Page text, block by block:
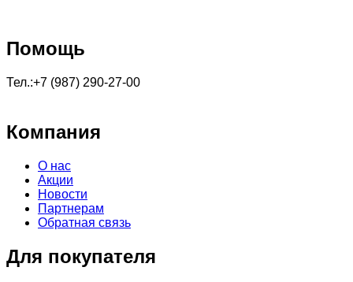
Помощь
Тел.:+7 (987) 290-27-00
Компания
О нас
Акции
Новости
Партнерам
Обратная связь
Для покупателя